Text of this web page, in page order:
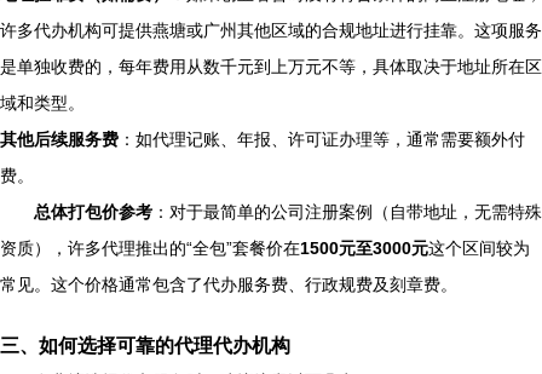
许多代办机构可提供燕塘或广州其他区域的合规地址进行挂靠。这项服务
是单独收费的，每年费用从数千元到上万元不等，具体取决于地址所在区
域和类型。
其他后续服务费 ：如代理记账、年报、许可证办理等，通常需要额外付
费。
总体打包价参考 ：对于最简单的公司注册案例（自带地址，无需特殊
资质），许多代理推出的“全包”套餐价在1500元至3000元这个区间较为
常见。这个价格通常包含了代办服务费、行政规费及刻章费。
三、如何选择可靠的代理代办机构